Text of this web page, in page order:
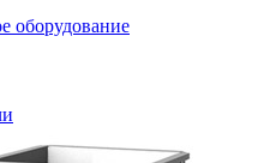
оборудование